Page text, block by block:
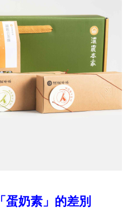
蛋奶素」的差別